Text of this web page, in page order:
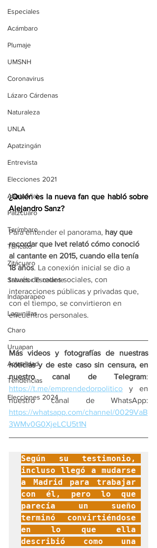
Especiales
Acámbaro
Plumaje
UMSNH
Coronavirus
Lázaro Cárdenas
Naturaleza
UNLA
Apatzingán
Entrevista
Elecciones 2021
Alerta Vial
Pátzcuaro
Tarímbaro
Turicato
Zitácuaro
Salvador Escalante
Indaparapeo
Lagunillas
Charo
Uruapan
Actualidad
Tendencias
Elecciones 2024
¿Quién es la nueva fan que habló sobre
Alejandro Sanz?
Para entender el panorama, hay que
recordar que Ivet relató cómo conoció
al cantante en 2015, cuando ella tenía
18 años. La conexión inicial se dio a
través de redes sociales, con
interacciones públicas y privadas que,
con el tiempo, se convirtieron en
encuentros personales.
Más videos y fotografías de nuestras
noticias y de este caso sin censura, en
nuestro canal de Telegram
https://t.me/emprendedorpolitico y en
https://whatsapp.com/channel/0029VaB
3WMv0G0XjeLCU5t1N
Según su testimonio,
incluso llegó a mudarse
a Madrid para trabajar
con él, pero lo que
parecía un sueño
terminó convirtiéndose
en lo que ella
describió como una